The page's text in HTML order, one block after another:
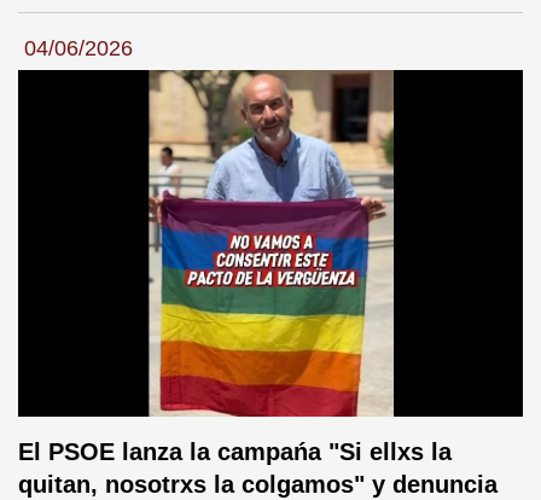
04/06/2026
El PSOE lanza la campańa "Si ellxs la
quitan, nosotrxs la colgamos" y denuncia